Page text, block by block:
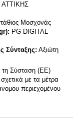
Μοσχονάς
PG DIGITAL
Σύνταξης: Αξιώτη
τη Σύσταση (ΕΕ)
με τα μέτρα
περιεχομένου